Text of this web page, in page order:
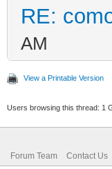
RE:
AM
View a Printable Version
Users browsing this thread: 1
Forum Team Contact Us